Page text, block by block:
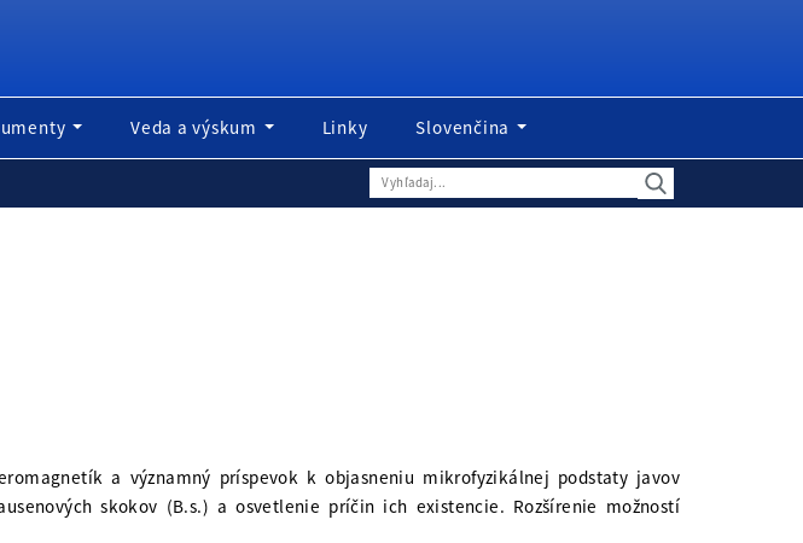
Veda a výskum Linky Slovenčina
a významný príspevok k objasneniu mikrofyzikálnej podstaty javov
skokov (B.s.) a osvetlenie príčin ich existencie. Rozšírenie možností